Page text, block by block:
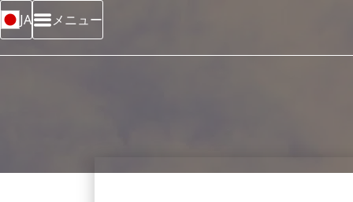
JA メニュー